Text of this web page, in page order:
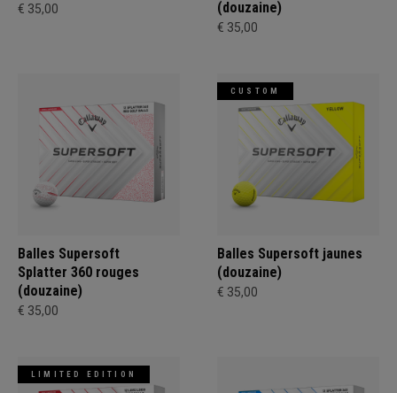
€ 35,00 (douzaine)
€ 35,00
Balles Supersoft
Splatter 360 rouges
(douzaine)
€ 35,00
CUSTOM
Balles Supersoft jaunes
(douzaine)
€ 35,00
LIMITED EDITION